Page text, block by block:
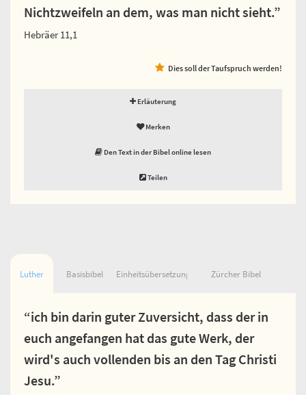
Nichtzweifeln an dem, was man nicht sieht.”
Hebräer 11,1
Dies soll der Taufspruch werden!
Erläuterung
Merken
Den Text in der Bibel online lesen
Teilen
Luther Basisbibel Einheitsübersetzung Zürcher Bibel
“ich bin darin guter Zuversicht, dass der in
euch angefangen hat das gute Werk, der
wird's auch vollenden bis an den Tag Christi
Jesu.”